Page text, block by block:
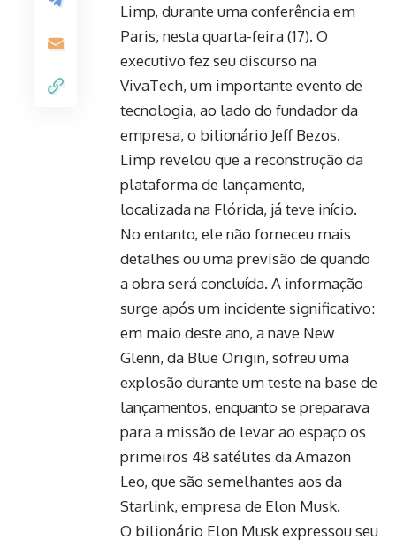
Limp, durante uma conferência em
Paris, nesta quarta-feira (17). O
executivo fez seu discurso na
VivaTech, um importante evento de
tecnologia, ao lado do fundador da
empresa, o bilionário Jeff Bezos.
Limp revelou que a reconstrução da
plataforma de lançamento,
localizada na Flórida, já teve início.
No entanto, ele não forneceu mais
detalhes ou uma previsão de quando
a obra será concluída. A informação
surge após um incidente significativo:
em maio deste ano, a nave New
Glenn, da Blue Origin, sofreu uma
explosão durante um teste na base de
lançamentos, enquanto se preparava
para a missão de levar ao espaço os
primeiros 48 satélites da Amazon
Leo, que são semelhantes aos da
Starlink, empresa de Elon Musk.
O bilionário Elon Musk expressou seu